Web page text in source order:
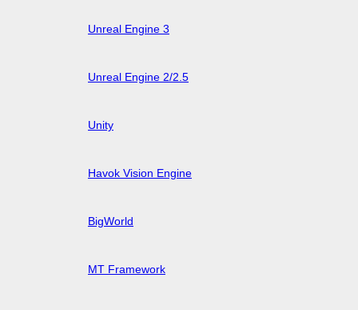
Unreal Engine 3
Unreal Engine 2/2.5
Unity
Havok Vision Engine
BigWorld
MT Framework